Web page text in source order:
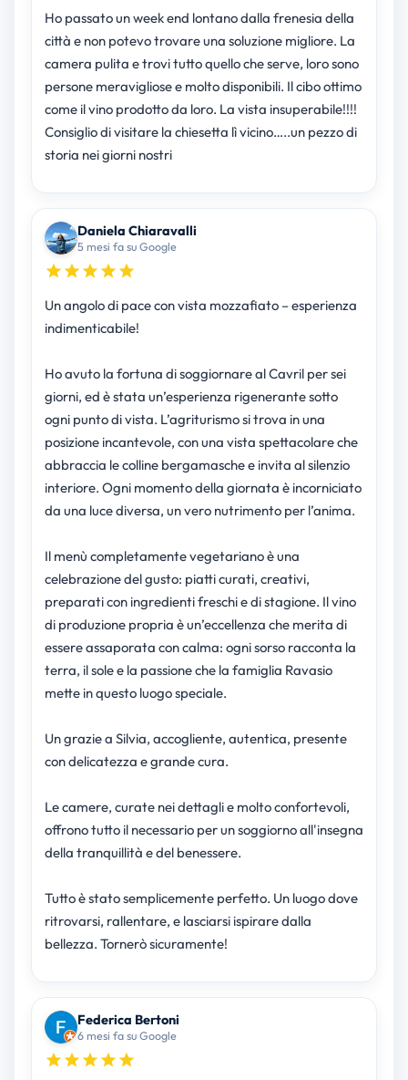
Ho passato un week end lontano dalla frenesia della
città e non potevo trovare una soluzione migliore. La
camera pulita e trovi tutto quello che serve, loro sono
persone meravigliose e molto disponibili. Il cibo ottimo
come il vino prodotto da loro. La vista insuperabile!!!!
Consiglio di visitare la chiesetta lì vicino…..un pezzo di
storia nei giorni nostri
Daniela Chiaravalli
5 mesi fa su Google
Un angolo di pace con vista mozzafiato – esperienza
indimenticabile!
Ho avuto la fortuna di soggiornare al Cavril per sei
giorni, ed è stata un’esperienza rigenerante sotto
ogni punto di vista. L’agriturismo si trova in una
posizione incantevole, con una vista spettacolare che
abbraccia le colline bergamasche e invita al silenzio
interiore. Ogni momento della giornata è incorniciato
da una luce diversa, un vero nutrimento per l’anima.
Il menù completamente vegetariano è una
celebrazione del gusto: piatti curati, creativi,
preparati con ingredienti freschi e di stagione. Il vino
di produzione propria è un’eccellenza che merita di
essere assaporata con calma: ogni sorso racconta la
terra, il sole e la passione che la famiglia Ravasio
mette in questo luogo speciale.
Un grazie a Silvia, accogliente, autentica, presente
con delicatezza e grande cura.
Le camere, curate nei dettagli e molto confortevoli,
offrono tutto il necessario per un soggiorno all'insegna
della tranquillità e del benessere.
Tutto è stato semplicemente perfetto. Un luogo dove
ritrovarsi, rallentare, e lasciarsi ispirare dalla
bellezza. Tornerò sicuramente!
Federica Bertoni
6 mesi fa su Google